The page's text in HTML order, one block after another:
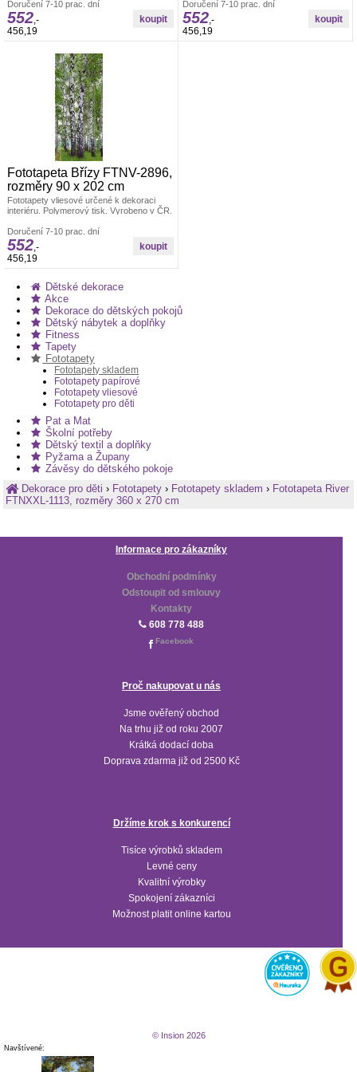
lepení fototapety jednoho dílu. Lepidlo je
součástí balení. Lepidlem se natírá pouze
zeď.
Doručení 7-10 prac. dní
552,-
456,19
Rozměr: š.90 x v.202cm. Jednoduché
lepení fototapety, jedno dílná. Lepidlo je
součástí balení. Lepidlem se natírá pouze
Doručení 7-10 prac. dní
552,-
456,19
Fototapeta Břízy FTNV-2896,
rozměry 90 x 202 cm
Fototapety vliesové určené k dekoraci
interiéru. Polymerový tisk. Vyrobeno v ČR.
lepení fototapety, jedno dílná. Lepidlo je
součástí balení. Lepidlem se natírá pouze
zeď.
Doručení 7-10 prac. dní
552,-
456,19
Dětské dekorace
Akce
Dekorace do dětských pokojů
Dětský nábytek a doplňky
Fitness
Tapety
Fototapety
Fototapety skladem
Fototapety papírové
Fototapety vliesové
Fototapety pro děti
Pat a Mat
Školní potřeby
Dětský textil a doplňky
Pyžama a Župany
Závěsy do dětského pokoje
Dekorace pro děti› Fototapety › Fototapety skladem › Fototapeta River
FTNXXL-1113, rozměry 360 x 270 cm
Informace pro zákazníky
Obchodní podmínky
Odstoupit od smlouvy
Kontakty
608 778 488
Facebook
Proč nakupovat u nás
Jsme ověřený obchod
Na trhu již od roku 2007
Krátká dodací doba
Doprava zdarma již od 2500 Kč
Držíme krok s konkurencí
Tisíce výrobků skladem
Levné ceny
Kvalitní výrobky
Spokojení zákazníci
Možnost platit online kartou
© Insion 2026
Navštívené: